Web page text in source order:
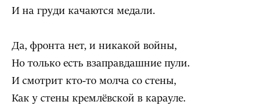
И на груди качаются медали.
Да, фронта нет, и никакой войны,
Но только есть взаправдашние пули.
И смотрит кто-то молча со стены,
Как у стены кремлёвской в карауле.